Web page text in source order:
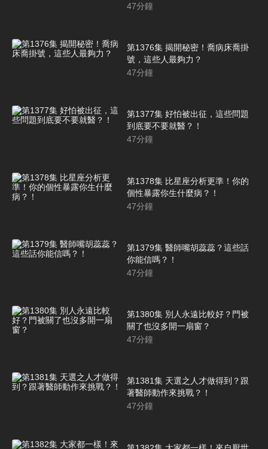
47分鐘
第1376集 揭開秘密！喬病床喬掛
號，這些人最夠力？
47分鐘
第1377集 好怕被出征，這些問題
到底要不要就醫？！
47分鐘
第1378集 比星座分析更準！你的
個性暴露你生什麼病？！
47分鐘
第1379集 醫師嘴胡蕊蕊？這些話
你能信嗎？！
47分鐘
第1380集 別人永遠比較好？門被
關了也沒多開一扇窗？
47分鐘
第1381集 天選之人才做得到？跟
著醫師動作來挑戰？！
47分鐘